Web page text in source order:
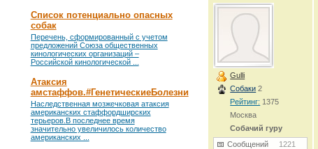
Список потенциально опасных
собак
Перечень, сформированный с учетом
предложений Союза общественных
кинологических организаций –
Российской кинологической ...
Атаксия
амстаффов.#ГенетическиеБолезни
Наследственная мозжечковая атаксия
американских стаффордширских
терьеров.В последнее время
значительно увеличилось количество
американских ...
Gulli
Собаки 2
Рейтинг: 1375
Москва
Собачий гуру
Сообщений 1221